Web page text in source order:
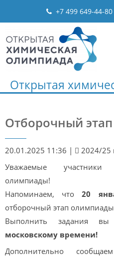
+7 499 649-44-80
Открытая
Отборочный
20.01.2025 11:36 |
2024/25
Уважаемые участники
олимпиады!
Напоминаем, что20
отборочный этап
Выполнить задания
московскому времени!
Дополнительно